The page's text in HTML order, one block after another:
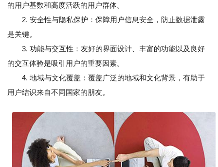
的用户基数和高度活跃的用户群体。
2. 安全性与隐私保护：保障用户信息安全，防止数据泄露
是关键。
3. 功能与交互性：友好的界面设计、丰富的功能以及良好
的交互体验是吸引用户的重要因素。
4. 地域与文化覆盖：覆盖广泛的地域和文化背景，有助于
用户结识来自不同国家的朋友。